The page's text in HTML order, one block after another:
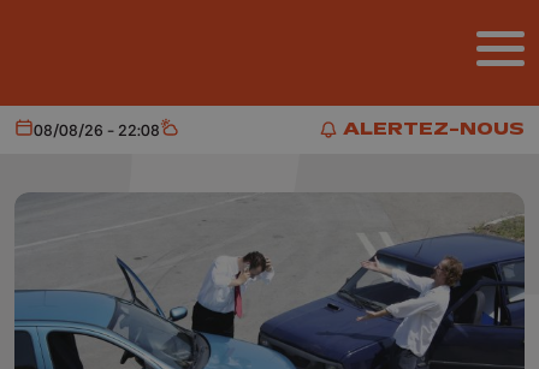
ALERTEZ-NOUS
ALERTEZ-NOUS
Aujourd'hui
08/08/26 - 22:08 Météo